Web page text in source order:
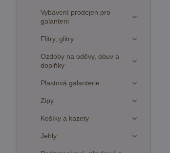
Vybavení prodejen pro
galanterii
Flitry, glitry
Ozdoby na oděvy, obuv a
doplňky
Plastová galanterie
Zipy
Košíky a kazety
Jehly